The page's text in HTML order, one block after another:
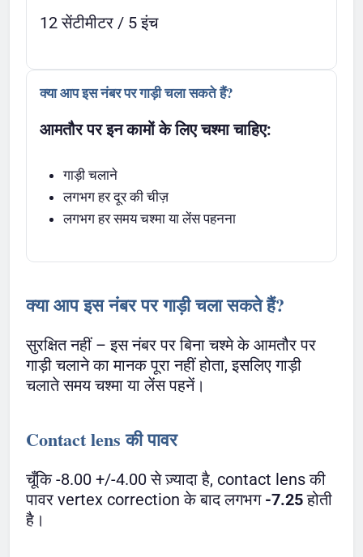
12 सेंटीमीटर / 5 इंच
क्या आप इस नंबर पर गाड़ी चला सकते हैं?
आमतौर पर इन कामों के लिए चश्मा चाहिए:
गाड़ी चलाने
लगभग हर दूर की चीज़
लगभग हर समय चश्मा या लेंस पहनना
क्या आप इस नंबर पर गाड़ी चला सकते हैं?
सुरक्षित नहीं – इस नंबर पर बिना चश्मे के आमतौर पर
गाड़ी चलाने का मानक पूरा नहीं होता, इसलिए गाड़ी
चलाते समय चश्मा या लेंस पहनें।
Contact lens की पावर
चूँकि -8.00 +/-4.00 से ज़्यादा है, contact lens की
पावर vertex correction के बाद लगभग -7.25होती
है।